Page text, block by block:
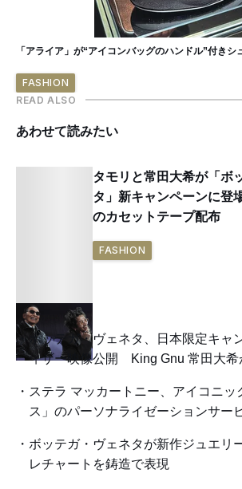
「アライア」が“アイコンバッグのハンドル”付きシ
FASHION
READ ALSO
あわせて読みたい
タモリと常田大希が「ボ
タ」新キャンペーンに
のカセットテープ配布
FASHION
ボッテガ・ヴェネタ、日本限定キャ
ィザー映像公開 King Gnu 常田大希
ステラ マッカートニー、アイコニッ
ス」のパーソナライゼーションサー
ボッテガ・ヴェネタが新作ジュエリ
レチャートを鋳造で表現